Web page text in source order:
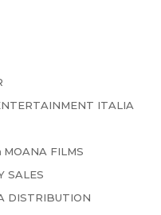
ITALIA
MOANA FILMS
SALES
DISTRIBUTION